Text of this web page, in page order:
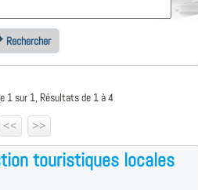
Rechercher
1 sur 1, Résultats de 1 à 4
<<
>>
touristiques locales